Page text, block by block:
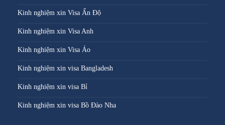
Kinh nghiệm xin Visa Ấn Độ
Kinh nghiệm xin Visa Anh
Kinh nghiệm xin Visa Áo
Kinh nghiệm xin visa Bangladesh
Kinh nghiệm xin visa Bỉ
Kinh nghiệm xin visa Bồ Đào Nha